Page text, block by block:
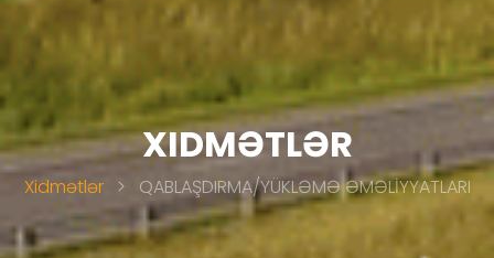
XIDMƏTLƏR
Xidmətlər > QABLAŞDIRMA/YÜKLƏMƏ ƏMƏLİYYATLARI